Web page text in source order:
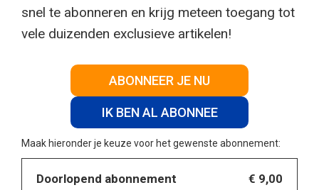
snel te abonneren en krijg meteen toegang tot
vele duizenden exclusieve artikelen!
ABONNEER JE NU
IK BEN AL ABONNEE
Maak hieronder je keuze voor het gewenste abonnement:
Doorlopend abonnement € 9,00